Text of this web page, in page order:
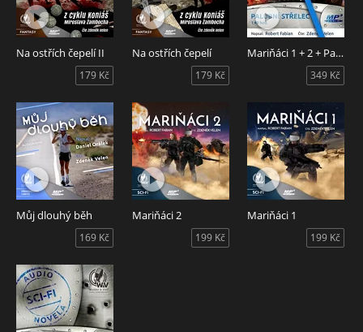
Na ostřích čepelí II
179 Kč
Na ostřích čepelí
179 Kč
Mariňáci 1 + 2 + Palubní střelec
349 Kč
Můj dlouhý běh
169 Kč
Mariňáci 2
199 Kč
Mariňáci 1
199 Kč